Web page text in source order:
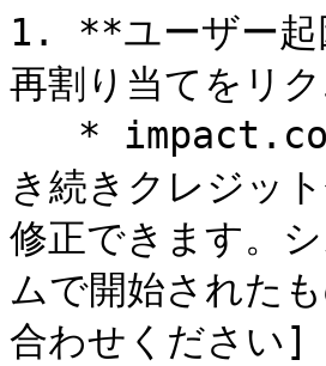
1. **ユーザー起
再割り当てをリ
き続きクレジッ
修正できます。
ムで開始された
合わせください]